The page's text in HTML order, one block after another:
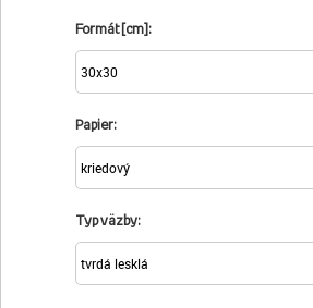
Formát [cm]:
Papier:
Typ väzby: